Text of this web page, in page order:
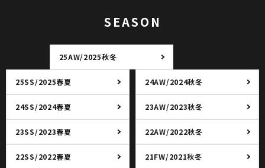
SEASON
25AW/2025秋冬
25SS/2025春夏 24AW/2024秋冬
24SS/2024春夏 23AW/2023秋冬
23SS/2023春夏 22AW/2022秋冬
22SS/2022春夏 21FW/2021秋冬